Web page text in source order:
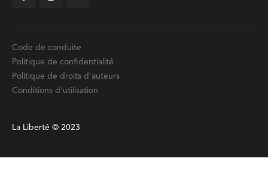
Code de conduite
Politique de confidentialité
Politique de droits d'auteurs
Conditions d'utilisation
La Liberté © 2023